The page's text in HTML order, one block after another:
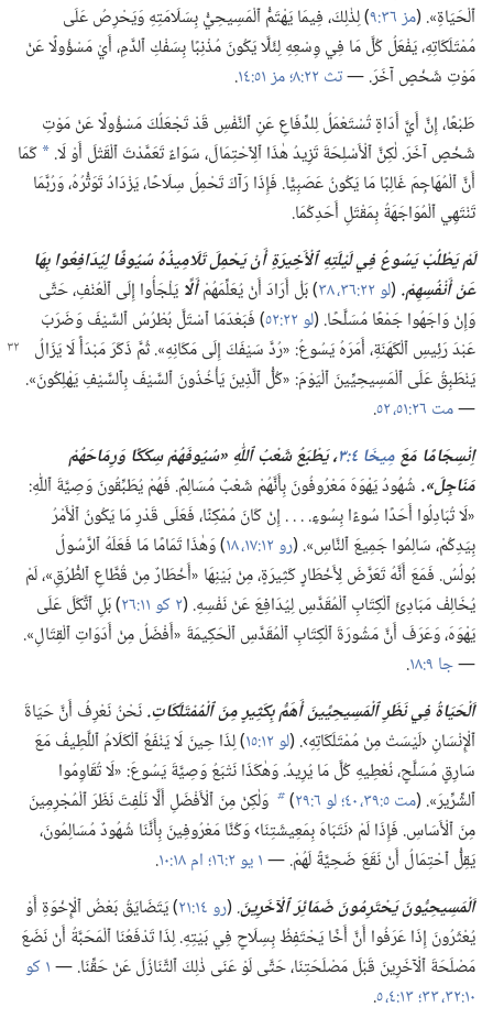
ٱلْحَيَاةِ».‏ (‏مز ٣٦:‏٩
‏)‏ لِذٰلِكَ،‏ فِيمَا يَهْتَمُّ ٱلْمَسِيحِيُّ بِسَلَامَتِهِ وَيَحْرِصُ عَلَى
مُمْتَلَكَاتِهِ،‏ يَفْعَلُ كُلَّ مَا فِي وِسْعِهِ لِئَلَّا يَكُونَ مُذْنِبًا بِسَفْكِ ٱلدَّمِ،‏ أَيْ مَسْؤُولًا عَنْ
مَوْتِ شَخْصٍ آخَرَ.‏ —‏تث ٢٢:‏٨؛‏ مز ٥١:‏١٤
‏.‏
طَبْعًا،‏ إِنَّ أَيَّ أَدَاةٍ تُسْتَعْمَلُ لِلدِّفَاعِ عَنِ ٱلنَّفْسِ قَدْ تَجْعَلُكَ مَسْؤُولًا عَنْ مَوْتِ
شَخْصٍ آخَرَ.‏ لٰكِنَّ ٱلْأَسْلِحَةَ تَزِيدُ هٰذَا ٱلِٱحْتِمَالَ،‏ سَوَاءٌ تَعَمَّدْتَ ٱلْقَتْلَ أَوْ لَا.‏ a كَمَا
أَنَّ ٱلْمُهَاجِمَ غَالِبًا مَا يَكُونُ عَصَبِيًّا.‏ فَإِذَا رَآكَ تَحْمِلُ سِلَاحًا،‏ يَزْدَادُ تَوَتُّرُهُ،‏ وَرُبَّمَا
تَنْتَهِي ٱلْمُوَاجَهَةُ بِمَقْتَلِ أَحَدِكُمَا.‏
لَمْ يَطْلُبْ يَسُوعُ فِي لَيْلَتِهِ ٱلْأَخِيرَةِ أَنْ يَحْمِلَ تَلَامِيذُهُ سُيُوفًا لِيُدَافِعُوا بِهَا
عَنْ أَنْفُسِهِمْ.‏(‏لو ٢٢:‏٣٦،‏ ‏)‏ بَلْ أَرَادَ أَنْ يُعَلِّمَهُمْأَلَّا يَلْجَأُوا إِلَى ٱلْعُنْفِ،‏ حَتَّى
وَإِنْ وَاجَهُوا جَمْعًا مُسَلَّحًا.‏ (‏لو ٢٢:‏٥٢
‏)‏ فَبَعْدَمَا ٱسْتَلَّ بُطْرُسُ ٱلسَّيْفَ وَضَرَبَ
عَبْدَ رَئِيسِ ٱلْكَهَنَةِ،‏ أَمَرَهُ يَسُوعُ:‏ «رُدَّ سَيْفَكَ إِلَىمَكَانِهِ».‏ ثُمَّ ذَكَرَ مَبْدَأً لَا يَزَالُ
يَنْطَبِقُ عَلَى ٱلْمَسِيحِيِّينَ ٱلْيَوْمَ:‏ «كُلُّ ٱلَّذِينَ يَأْخُذُونَ ٱلسَّيْفَ بِٱلسَّيْفِ يَهْلِكُونَ».‏
—‏مت ٢٦:‏٥١،‏ ٥٢
‏.‏
اِنْسِجَامًا مَعَمِيخَا ٤:‏٣
‏،‏ يَطْبَعُ شَعْبُ ٱللّٰهِ «سُيُوفَهُمْ سِكَكًا وَرِمَاحَهُمْ
مَنَاجِلَ».‏ شُهُودُ يَهْوَهَ مَعْرُوفُونَ بِأَنَّهُمْ شَعْبٌ مُسَالِمٌ.‏ فَهُمْ يُطَبِّقُونَ وَصِيَّةَ ٱللّٰهِ:‏
«لَا تُبَادِلُوا أَحَدًا سُوءًا بِسُوءٍ.‏ .‏ .‏ .‏ إِنْ كَانَ مُمْكِنًا،‏ فَعَلَى قَدْرِ مَا يَكُونُ ٱلْأَمْرُ
بِيَدِكُمْ،‏ سَالِمُوا جَمِيعَ ٱلنَّاسِ».‏ (‏رو ١٢:‏١٧،‏ ١٨
‏)‏ وَهٰذَا تَمَامًا مَا فَعَلَهُ ٱلرَّسُولُ
بُولُسُ.‏ فَمَعَ أَنَّهُ تَعَرَّضَ لِأَخْطَارٍ كَثِيرَةٍ،‏ مِنْ بَيْنِهَا «أَخْطَارٌ مِنْ قُطَّاعِ ٱلطُّرُقِ»،‏ لَمْ
يُخَالِفْ مَبَادِئَ ٱلْكِتَابِ ٱلْمُقَدَّسِ لِيُدَافِعَ عَنْ نَفْسِهِ.‏ (‏٢ كو ١١:‏٢٦
‏)‏ بَلِ ٱتَّكَلَ عَلَى
يَهْوَهَ،‏ وَعَرَفَ أَنَّ مَشُورَةَ ٱلْكِتَابِ ٱلْمُقَدَّسِ ٱلْحَكِيمَةَ «أَفْضَلُ مِنْ أَدَوَاتِ ٱلْقِتَالِ».‏
—‏جا ٩:‏١٨
‏.‏
اَلْحَيَاةُ فِي نَظَرِ ٱلْمَسِيحِيِّينَ أَهَمُّ بِكَثِيرٍ مِنَ ٱلْمُمْتَلَكَاتِ.‏نَحْنُ نَعْرِفُ أَنَّ حَيَاةَ
ٱلْإِنْسَانِ ‹لَيْسَتْ مِنْ مُمْتَلَكَاتِهِ›.‏ (‏لو ١٢:‏١٥
‏)‏ لِذَا حِينَ لَا يَنْفَعُ ٱلْكَلَامُ ٱللَّطِيفُ مَعَ
سَارِقٍ مُسَلَّحٍ،‏ نُعْطِيهِ كُلَّ مَا يُرِيدُ.‏ وَهٰكَذَا نَتْبَعُ وَصِيَّةَ يَسُوعَ:‏ «لَا تُقَاوِمُوا
ٱلشِّرِّيرَ».‏ (‏مت ٥:‏٣٩،‏ ٤٠؛‏ لو ٦:‏٢٩ ‏)‏
b وَلٰكِنْ مِنَ ٱلْأَفْضَلِ أَلَّا نَلْفِتَ نَظَرَ ٱلْمُجْرِمِينَ
مِنَ ٱلْأَسَاسِ.‏ فَإِذَا لَمْ ‹نَتَبَاهَ بِمَعِيشَتِنَا› وَكُنَّا مَعْرُوفِينَ بِأَنَّنَا شُهُودٌ مُسَالِمُونَ،‏
يَقِلُّ ٱحْتِمَالُ أَنْ نَقَعَ ضَحِيَّةً لَهُمْ.‏ —‏١ يو ٢:‏١٦؛‏ ام ١٨:‏١٠
‏.‏
اَلْمَسِيحِيُّونَ يَحْتَرِمُونَ ضَمَائِرَ ٱلْآخَرِينَ‏.‏
(‏رو ١٤:‏٢١
‏)‏ يَتَضَايَقُ بَعْضُ ٱلْإِخْوَةِ أَوْ
يُعْثَرُونَ إِذَا عَرَفُوا أَنَّ أَخًا يَحْتَفِظُ بِسِلَاحٍ فِي بَيْتِهِ.‏ لِذَا تَدْفَعُنَا ٱلْمَحَبَّةُ أَنْ نَضَعَ
مَصْلَحَةَ ٱلْآخَرِينَ قَبْلَ مَصْلَحَتِنَا،‏ حَتَّى لَوْ عَنَى ذٰلِكَ ٱلتَّنَازُلَ عَنْ حَقِّنَا.‏ —‏ ١ كو
١٠:‏٣٢،‏ ٣٣؛‏
‏.‏